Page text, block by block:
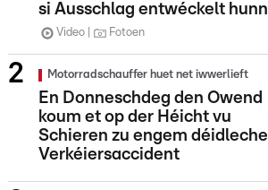
si Ausschlag entwéckelt hunn
Video Fotoen
Motorradschauffer huet net iwwerlieft
En Donneschdeg den Owend
koum et op der Héicht vu
Schieren zu engem déidleche
Verkéiersaccident